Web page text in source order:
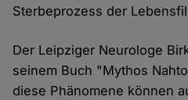
Sterbeprozess der
Der Leipziger Neurologe
seinem Buch "Mythos
diese Phänomene können